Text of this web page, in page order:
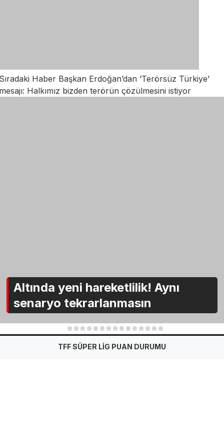
Haber Başkan Erdoğan’dan ‘Terörsüz Türkiye’
Halkımız bizden terörün çözülmesini istiyor
Altında yeni hareketlilik! Aynı
senaryo tekrarlanmasın
1 2 3 4 5 6 7 8 9 10 11 12 13 14 15
TFF SÜPER LİG PUAN DURUMU